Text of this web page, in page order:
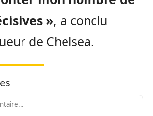
», a conclu
de Chelsea.